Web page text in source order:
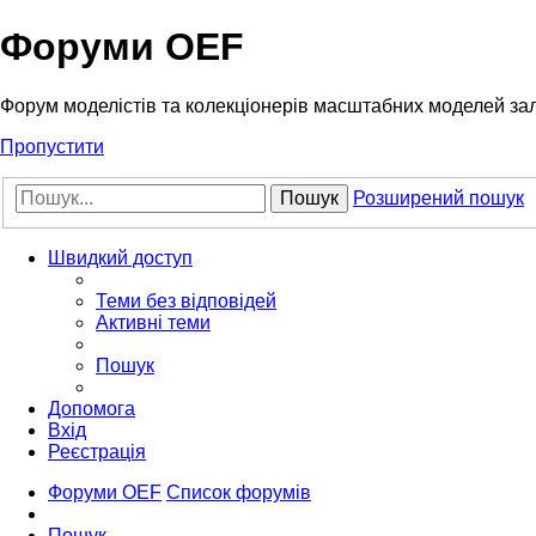
Форуми OEF
Форум моделістів та колекціонерів масштабних моделей
Пропустити
Пошук Розширений пошук
Швидкий доступ
Теми без відповідей
Активні теми
Пошук
Допомога
Вхід
Реєстрація
Форуми OEF Список форумів